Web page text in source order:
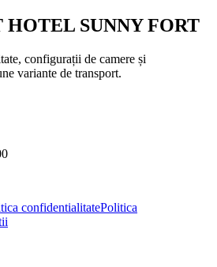
HOTEL SUNNY FORT
configurații de camere și
variante de transport.
confidentialitatePolitica